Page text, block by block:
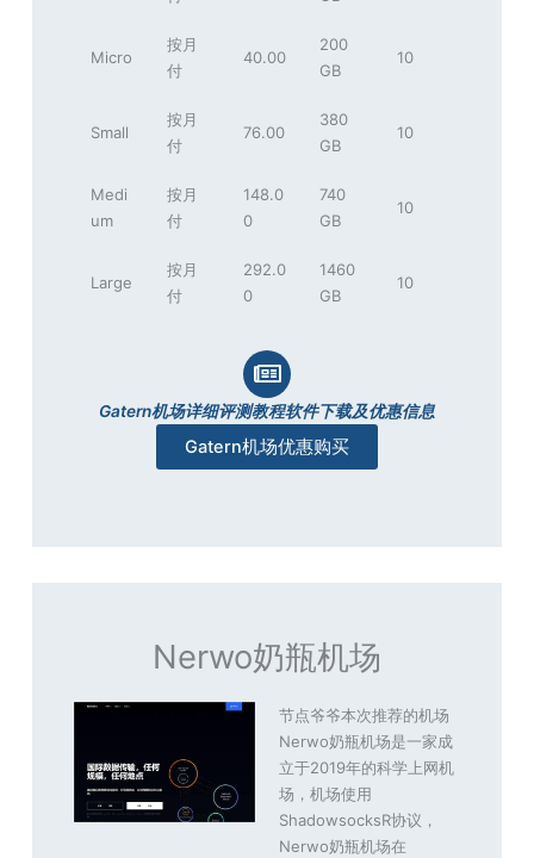
Micro
按月
付
40.00
200
GB
10
Small
按月
付
76.00
380
GB
10
Medi
um
按月
付
148.0
0
740
GB
10
Large
按月
付
292.0
0
1460
GB
10
Gatern机场详细评测教程软件下载及优惠信息
Gatern机场优惠购买
Nerwo奶瓶机场
节点爷爷本次推荐的机场
Nerwo奶瓶机场是一家成
立于2019年的科学上网机
场，机场使用
ShadowsocksR协议，
Nerwo奶瓶机场在